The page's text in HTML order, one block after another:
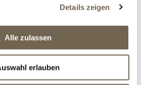
Details zeigen
Alle zulassen
erlauben